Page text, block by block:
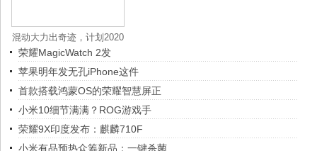
混动大力出奇迹，计划2020
年
荣耀MagicWatch 2发
苹果明年发无孔iPhone这件
首款搭载鸿蒙OS的荣耀智慧屏正
小米10细节满满？ROG游戏手
荣耀9X印度发布：麒麟710F
小米有品预热众筹新品：一键杀菌